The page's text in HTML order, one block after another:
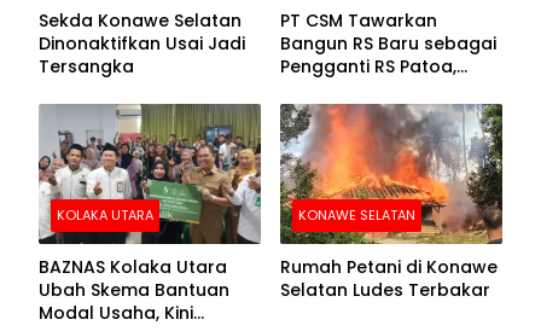
Sekda Konawe Selatan
Dinonaktifkan Usai Jadi
Tersangka
PT CSM Tawarkan
Bangun RS Baru sebagai
Pengganti RS Patoa,
Kolut
KOLAKA UTARA
BAZNAS Kolaka Utara
Ubah Skema Bantuan
Modal Usaha, Kini
KONAWE SELATAN
Rumah Petani di Konawe
Selatan Ludes Terbakar